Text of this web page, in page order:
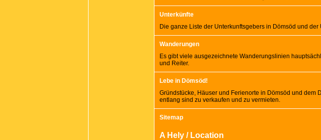
Unterkünfte
Die ganze Liste der Unterkunftsgebers in Dömsöd und der
Wanderungen
Es gibt viele ausgezeichnete Wanderungslinien
und Reiter.
Lebe in Dömsöd!
Gründstücke, Häuser und Ferienorte in Dömsöd und dem
entlang sind zu verkaufen und zu vermieten.
Sitemap
A Hely / Location